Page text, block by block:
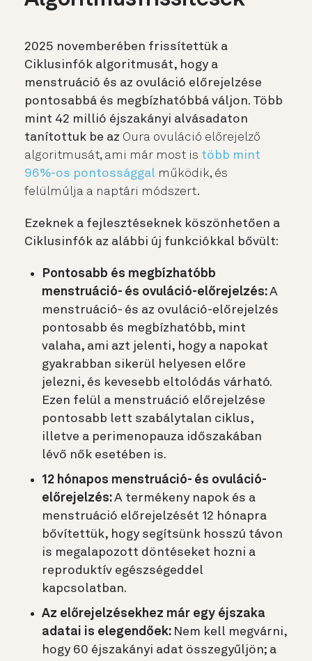
2025 novemberében frissítettük a
Ciklusinfók algoritmusát, hogy a
menstruáció és az ovuláció előrejelzése
pontosabbá és megbízhatóbbá váljon. Több
mint 42 millió éjszakányi alvásadaton
tanítottuk be az Oura ovuláció előrejelző
algoritmusát, ami már most is több mint
96%-os pontossággal működik, és
felülmúlja a naptári módszert.
Ezeknek a fejlesztéseknek köszönhetően a
Ciklusinfók az alábbi új funkciókkal bővült:
Pontosabb és megbízhatóbb
menstruáció- és ovuláció-előrejelzés:A
menstruáció- és az ovuláció-előrejelzés
pontosabb és megbízhatóbb, mint
valaha, ami azt jelenti, hogy a napokat
gyakrabban sikerül helyesen előre
jelezni, és kevesebb eltolódás várható.
Ezen felül a menstruáció előrejelzése
pontosabb lett szabálytalan ciklus,
illetve a perimenopauza időszakában
lévő nők esetében is.
12 hónapos menstruáció- és ovuláció-
előrejelzés:A termékeny napok és a
menstruáció előrejelzését 12 hónapra
bővítettük, hogy segítsünk hosszú távon
is megalapozott döntéseket hozni a
reproduktív egészségeddel
kapcsolatban.
Az előrejelzésekhez már egy éjszaka
adatai is elegendőek: Nem kell megvárni,
hogy 60 éjszakányi adat összegyűljön; a